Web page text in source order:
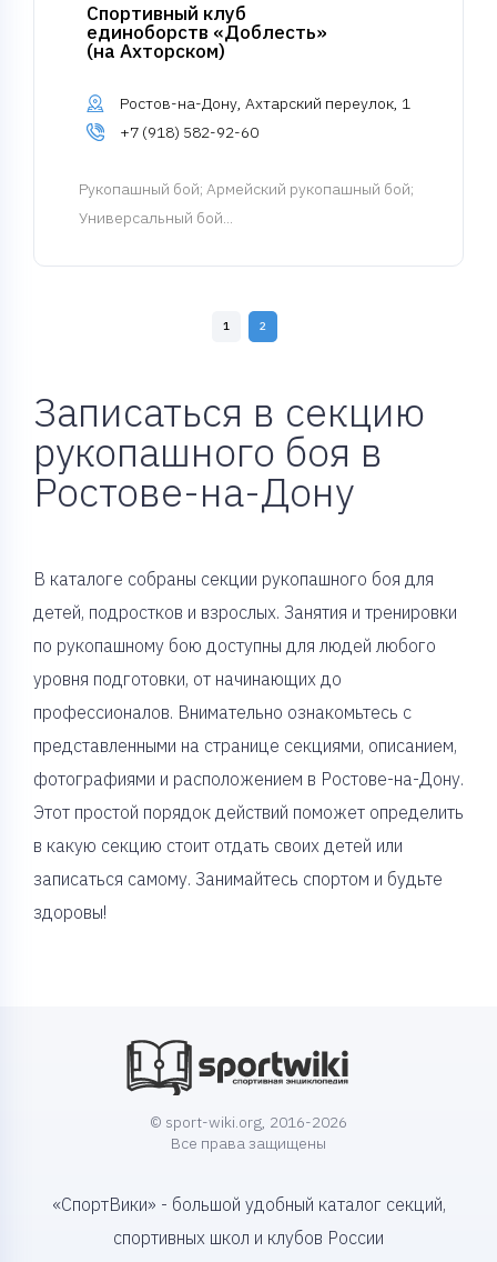
Спортивный клуб
единоборств «Доблесть»
(на Ахторском)
Ростов-на-Дону, Ахтарский переулок, 1
+7 (918) 582-92-60
Рукопашный бой; Армейский рукопашный бой;
Универсальный бой...
1 2
Записаться в секцию
рукопашного боя в
Ростове-на-Дону
В каталоге собраны секции рукопашного боя для
детей, подростков и взрослых. Занятия и тренировки
по рукопашному бою доступны для людей любого
уровня подготовки, от начинающих до
профессионалов. Внимательно ознакомьтесь с
представленными на странице секциями, описанием,
фотографиями и расположением в Ростове-на-Дону.
Этот простой порядок действий поможет определить
в какую секцию стоит отдать своих детей или
записаться самому. Занимайтесь спортом и будьте
здоровы!
© sport-wiki.org, 2016-2026
Все права защищены
«СпортВики» - большой удобный каталог секций,
спортивных школ и клубов России